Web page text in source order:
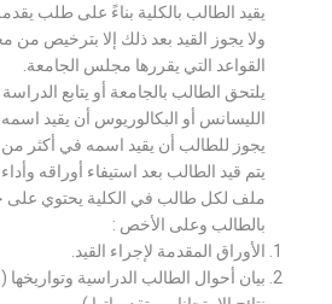
يقيد الطالب بالكلية بناءً على طلب
ولا يجوز القيد بعد ذلك إلا بترخيص
القواعد التي يقررها مجلس الجامعة.
يلتحق الطالب بالجامعة أو يتابع
الليسانس أو البكالوريوس أن يقيد اسمه
يجوز للطالب أن يقيد اسمه في أكثر
يتم قيد الطالب بعد استيفاء أوراقه
ملف لكل طالب في الكلية يحتوي على
بالطالب وعلى الأخص :
الأوراق المقدمة لإجراء القيد.
بيان أحوال الطالب الدراسية وتواريخها (